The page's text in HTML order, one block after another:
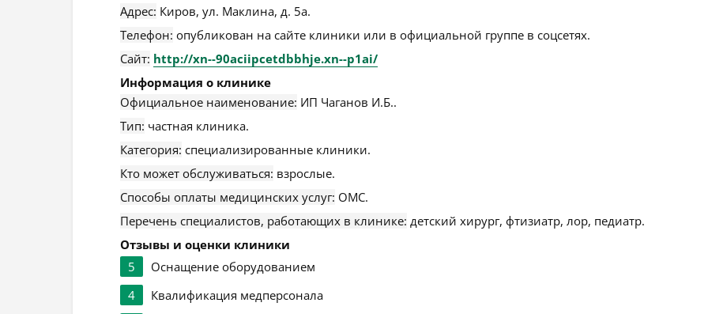
Адрес: Киров, ул. Маклина, д. 5а.
Телефон: опубликован на сайте клиники или в официальной группе в соцсетях.
Сайт: http://xn--90aciipcetdbbhje.xn--p1ai/
Информация о клинике
Официальное наименование: ИП Чаганов И.Б..
Тип: частная клиника.
Категория: специализированные клиники.
Кто может обслуживаться: взрослые.
Способы оплаты медицинских услуг: ОМС.
Перечень специалистов, работающих в клинике: детский хирург, фтизиатр, лор, педиатр.
Отзывы и оценки клиники
5
Оснащение оборудованием
4
Квалификация медперсонала